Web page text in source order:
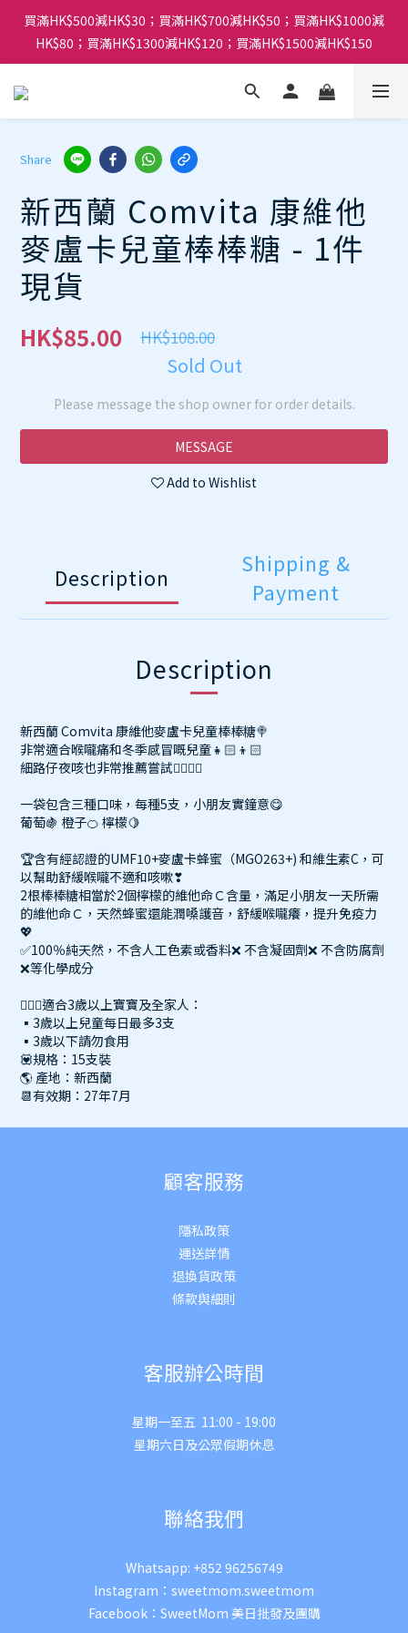
買滿HK$500減HK$30；買滿HK$700減HK$50；買滿HK$1000減
HK$80；買滿HK$1300減HK$120；買滿HK$1500減HK$150
Share
新西蘭 Comvita 康維他
麥盧卡兒童棒棒糖 - 1件
現貨
HK$85.00 HK$108.00
Sold Out
Please message the shop owner for order details.
MESSAGE
Add to Wishlist
Description
Shipping &
Payment
Description
新西蘭 Comvita 康維他麥盧卡兒童棒棒糖🍭
非常適合喉嚨痛和冬季感冒嘅兒童👧🏻👦🏻
細路仔夜咳也非常推薦嘗試👍🏻👍🏻
一袋包含三種口味，每種5支，小朋友實鐘意😋
葡萄🍇 橙子🍊 檸檬🍋
🏆含有經認證的UMF10+麥盧卡蜂蜜（MGO263+) 和維生素C，可
以幫助舒緩喉嚨不適和咳嗽❣
2根棒棒糖相當於2個檸檬的維他命Ｃ含量，滿足小朋友一天所需
的維他命Ｃ，天然蜂蜜還能潤嗓護音，舒緩喉嚨癢，提升免疫力
💖
✅100％純天然，不含人工色素或香料❌ 不含凝固劑❌ 不含防腐劑
❌等化學成分
🙆🏻‍♀適合3歲以上寶寶及全家人：
▪3歲以上兒童每日最多3支
▪3歲以下請勿食用
💟規格：15支裝
🌎 產地：新西蘭
📆有效期：27年7月
顧客服務
隱私政策
運送詳情
退換貨政策
條款與細則
客服辦公時間
星期一至五 11:00 - 19:00
星期六日及公眾假期休息
聯絡我們
Whatsapp: +852 96256749
Instagram： sweetmom.sweetmom
Facebook： SweetMom 美日批發及團購